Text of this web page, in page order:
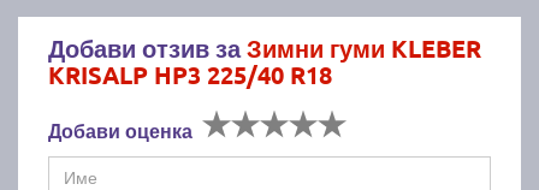
Добави отзив заЗимни гуми KLEBER
KRISALP HP3 225/40 R18
Добави оценка